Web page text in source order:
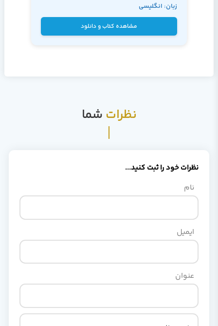
Agarwal و James
زبان: انگلیسی
مشاهده کتاب و دانلود
نظرات شما
نظرات خود را ثبت کنید...
نام
ایمیل
عنوان